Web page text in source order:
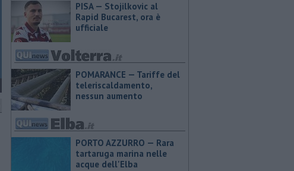
PISA — Stojilkovic al
Rapid Bucarest, ora è
ufficiale
POMARANCE — Tariffe del
teleriscaldamento,
nessun aumento
PORTO AZZURRO — Rara
tartaruga marina nelle
acque dell'Elba